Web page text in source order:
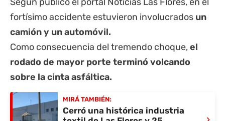
fortísimo accidente estuvieron involucrados un
camión y un automóvil.
Como consecuencia del tremendo choque,el
rodado de mayor porte terminó volcando
sobre la cinta asfáltica.
MIRÁ TAMBIÉN:
Cerró una histórica industria